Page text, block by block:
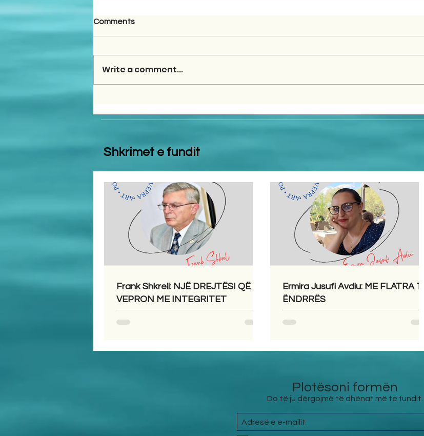
Comments
Write a comment...
Shkrimet e fundit
Frank Shkreli: NJË DREJTËSI QË
VEPRON ME INTEGRITET
Ermira Jusufi Avdiu: ME FLATRA TË
ËNDRRËS
Plotësoni formën
Do të ju dërgojmë të dhënat më te fundit.